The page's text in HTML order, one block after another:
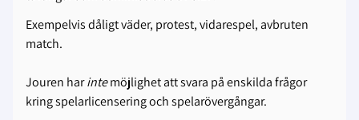
Exempelvis dåligt väder, protest, vidarespel, avbruten
match.
Jouren harintemöjlighet att svara på enskilda frågor
kring spelarlicensering och spelarövergångar.